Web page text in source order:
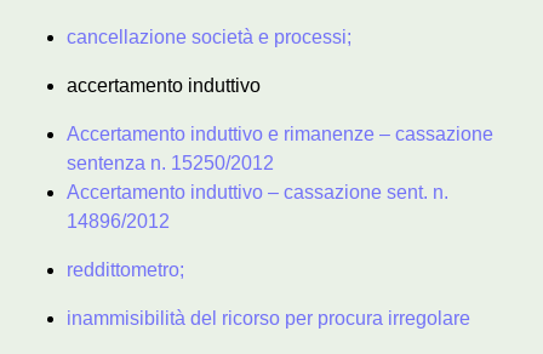
cancellazione società e processi;
accertamento induttivo
Accertamento induttivo e rimanenze – cassazione
sentenza n. 15250/2012
Accertamento induttivo – cassazione sent. n.
14896/2012
reddittometro;
inammisibilità del ricorso per procura irregolare